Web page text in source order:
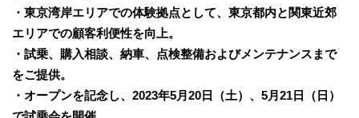
・東京湾岸エリアでの体験拠点として、東京都内と関東近郊
エリアでの顧客利便性を向上。
・試乗、購入相談、納車、点検整備およびメンテナンスまで
をご提供。
・オープンを記念し、2023年5月20日（土）、5月21日（日）